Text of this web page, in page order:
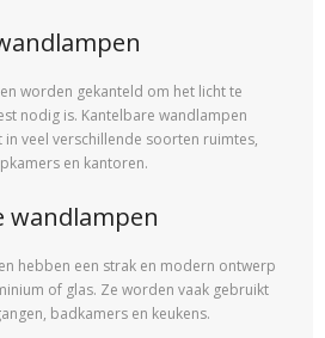
worden gekanteld om het licht te
nodig is. Kantelbare wandlampen
veel verschillende soorten ruimtes,
en kantoren.
wandlampen
hebben een strak en modern ontwerp
of glas. Ze worden vaak gebruikt
badkamers en keukens.